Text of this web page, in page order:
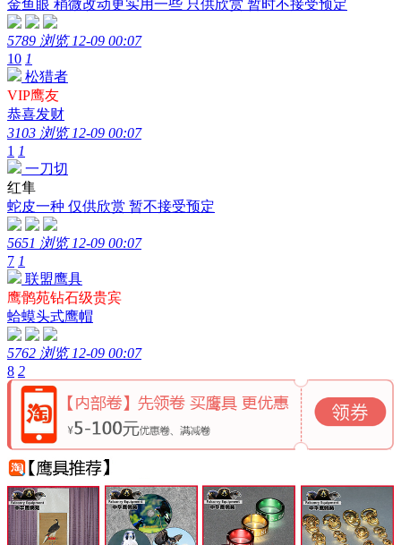
金鱼眼 稍微改动更实用一些 只供欣赏 暂时不接受预定
5789 浏览 12-09 00:07
10 1
松猎者
VIP鹰友
恭喜发财
3103 浏览 12-09 00:07
1 1
一刀切
红隼
蛇皮一种 仅供欣赏 暂不接受预定
5651 浏览 12-09 00:07
7 1
联盟鹰具
鹰鹘苑钻石级贵宾
蛤蟆头式鹰帽
5762 浏览 12-09 00:07
8 2